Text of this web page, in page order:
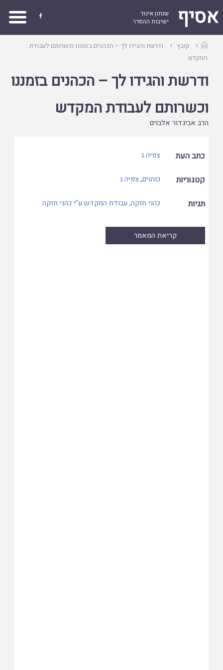
אסיף
שנתון איגוד
ישיבות ההסדר

עמוד
ראשי
קובץ
ודרשת והגידו לך – הכהנים בזמננו וכשרותם לעבודת
המקדש
ודרשת והגידו לך – הכהנים בזמננו
וכשרותם לעבודת המקדש
הרב אביגדור אלבוים
כתב העת צפיה ג
קטגוריות כוהנים, צפיה ג
תגיות כהני חזקה, עבודת המקדש ע"י כהני חזקה
קריאת המאמר